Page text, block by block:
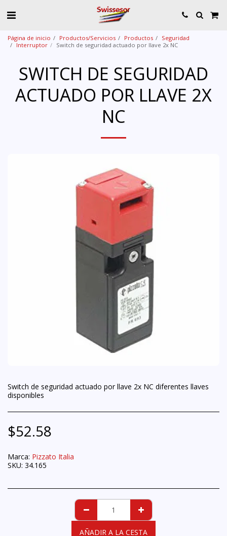
Página de inicio Productos/Servicios Productos
Seguridad
Interruptor
Switch de seguridad actuado por llave 2x NC
SWITCH DE SEGURIDAD
ACTUADO POR LLAVE 2X
NC
Switch de seguridad actuado por llave 2x NC diferentes llaves
disponibles
$52.58
Marca: Pizzato Italia
SKU: 34.165
AÑADIR A LA CESTA